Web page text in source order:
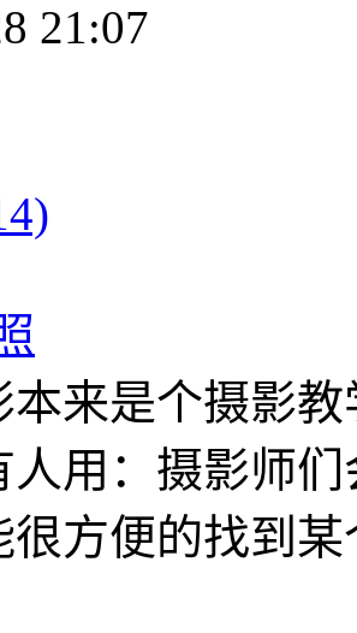
21:07
本来是个摄影
人用：摄影师
很方便的找到